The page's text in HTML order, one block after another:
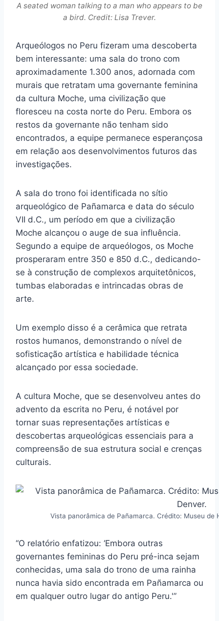
A seated woman talking to a man who appears to be
a bird. Credit: Lisa Trever.
Arqueólogos no Peru fizeram uma descoberta
bem interessante: uma sala do trono com
aproximadamente 1.300 anos, adornada com
murais que retratam uma governante feminina
da cultura Moche, uma civilização que
floresceu na costa norte do Peru. Embora os
restos da governante não tenham sido
encontrados, a equipe permanece esperançosa
em relação aos desenvolvimentos futuros das
investigações.
A sala do trono foi identificada no sítio
arqueológico de Pañamarca e data do século
VII d.C., um período em que a civilização
Moche alcançou o auge de sua influência.
Segundo a equipe de arqueólogos, os Moche
prosperaram entre 350 e 850 d.C., dedicando-
se à construção de complexos arquitetônicos,
tumbas elaboradas e intrincadas obras de
arte.
Um exemplo disso é a cerâmica que retrata
rostos humanos, demonstrando o nível de
sofisticação artística e habilidade técnica
alcançado por essa sociedade.
A cultura Moche, que se desenvolveu antes do
advento da escrita no Peru, é notável por
tornar suas representações artísticas e
descobertas arqueológicas essenciais para a
compreensão de sua estrutura social e crenças
culturais.
Vista panorâmica de Pañamarca. Crédito: Museu de
“O relatório enfatizou: ‘Embora outras
governantes femininas do Peru pré-inca sejam
conhecidas, uma sala do trono de uma rainha
nunca havia sido encontrada em Pañamarca ou
em qualquer outro lugar do antigo Peru.'”